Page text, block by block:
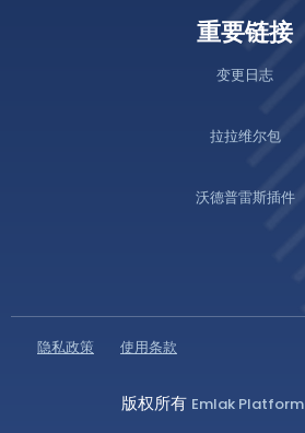
重要链接
变更日志
拉拉维尔包
沃德普雷斯插件
隐私政策 使用条款
版权所有 Emlak Platform